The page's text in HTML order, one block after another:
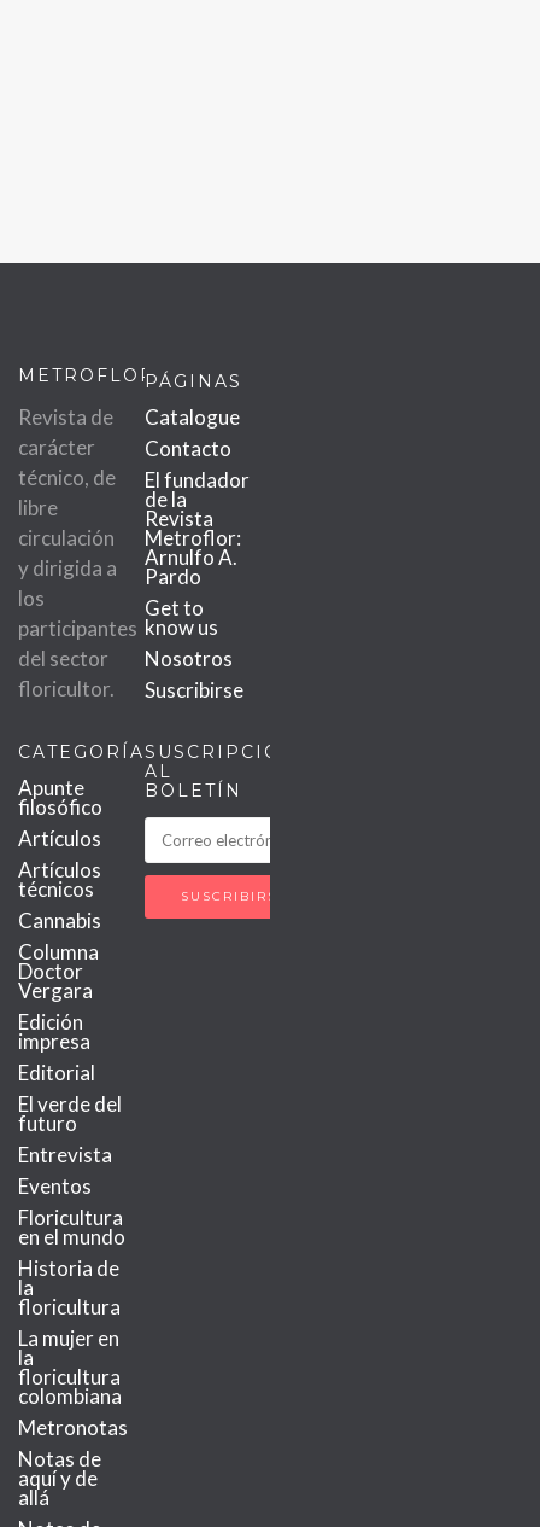
METROFLOR
Revista de
carácter
técnico, de
libre
circulación
y dirigida a
los
participantes
del sector
floricultor.
PÁGINAS
Catalogue
Contacto
El fundador
de la
Revista
Metroflor:
Arnulfo A.
Pardo
Get to
know us
Nosotros
Suscribirse
CATEGORÍAS
Apunte
filosófico
Artículos
Artículos
técnicos
Cannabis
Columna
Doctor
Vergara
Edición
impresa
Editorial
El verde del
futuro
Entrevista
Eventos
Floricultura
en el mundo
Historia de
la
floricultura
La mujer en
la
floricultura
colombiana
Metronotas
Notas de
aquí y de
allá
SUSCRIPCIÓN
AL
BOLETÍN